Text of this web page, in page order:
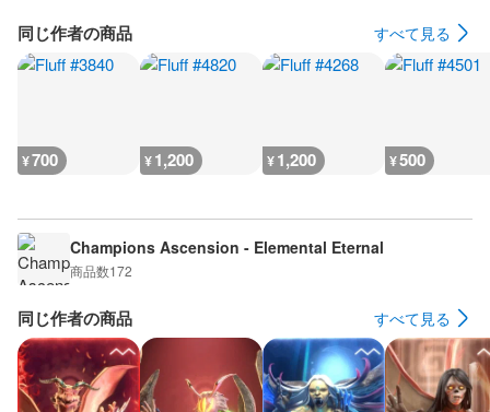
同じ作者の商品 すべて見る
¥700 ¥1,200 ¥1,200 ¥500
Champions Ascension - Elemental Eternal
商品数172
同じ作者の商品 すべて見る